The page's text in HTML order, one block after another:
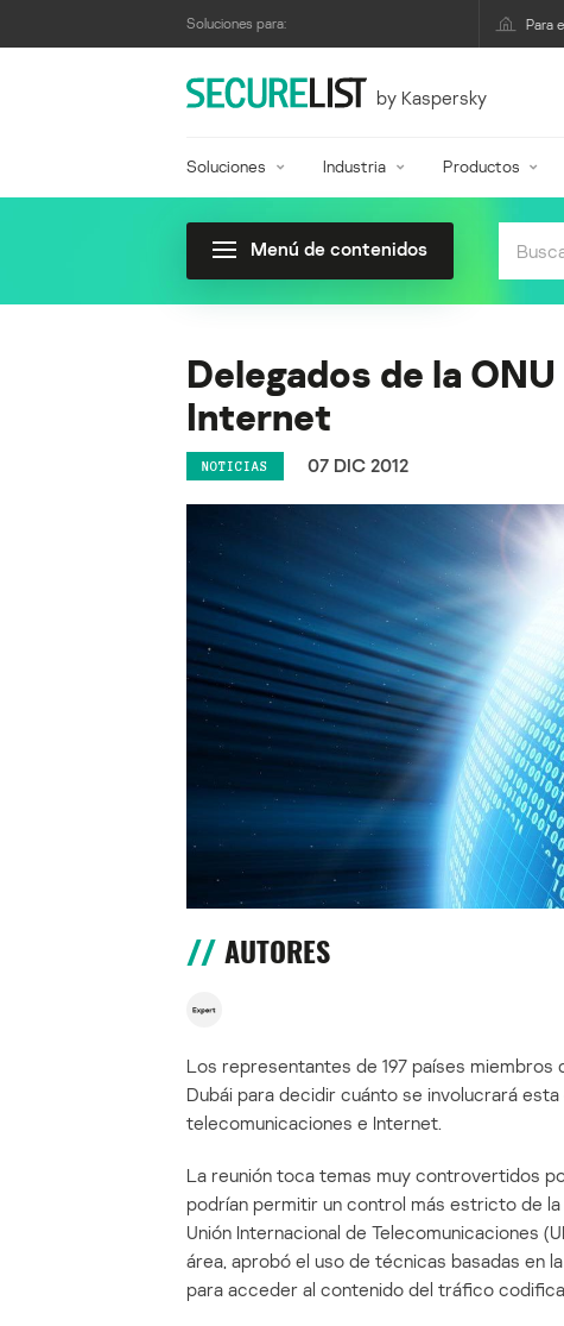
Soluciones para: Para
by Kaspersky
Soluciones Industria Productos
Menú de contenidos
Delegados de la
Internet
NOTICIAS 07 DIC 2012
AUTORES
Los representantes de 197 países miembros
Dubái para decidir cuánto se involucrará
telecomunicaciones e Internet.
La reunión toca temas muy controvertidos
podrían permitir un control más estricto de
Unión Internacional de Telecomunicaciones
área, aprobó el uso de técnicas basadas en
para acceder al contenido del tráfico